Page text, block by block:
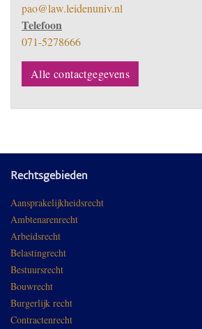
pao@law.leidenuniv.nl
Telefoon
071-5278666
Alle contactgegevens
Rechtsgebieden
Aansprakelijkheidsrecht
Ambtenarenrecht
Arbeidsrecht
Belastingrecht
Bestuursrecht
Bouwrecht
Burgerlijk recht
Contractenrecht